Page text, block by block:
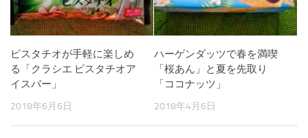
ピスタチオが手軽に楽しめ
る「クラシエ ピスタチオア
イスバー」
2018年6月6日
ハーゲンダッツで春を満喫
「桜あん」と夏を先取り
「ココナッツ」
2018年4月6日